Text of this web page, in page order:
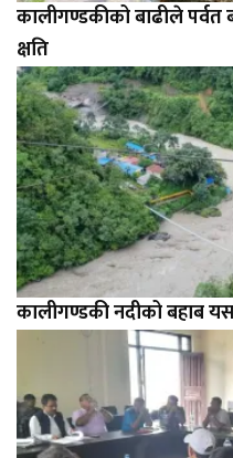
कालीगण्डकीको बाढीले
क्षति
कालीगण्डकी नदीको बहाब